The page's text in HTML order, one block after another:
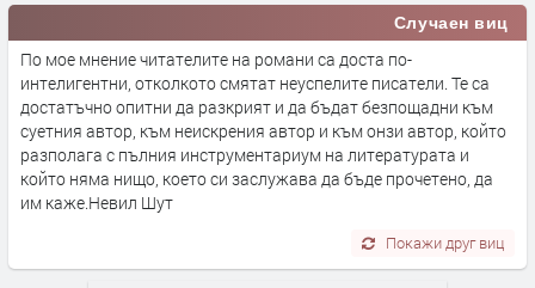
Случаен виц
По мое мнение читателите на романи са доста по-
интелигентни, отколкото смятат неуспелите писатели. Те са
достатъчно опитни да разкрият и да бъдат безпощадни към
суетния автор, към неискрения автор и към онзи автор, който
разполага с пълния инструментариум на литературата и
който няма нищо, което си заслужава да бъде прочетено, да
им каже.Невил Шут
Покажи друг виц